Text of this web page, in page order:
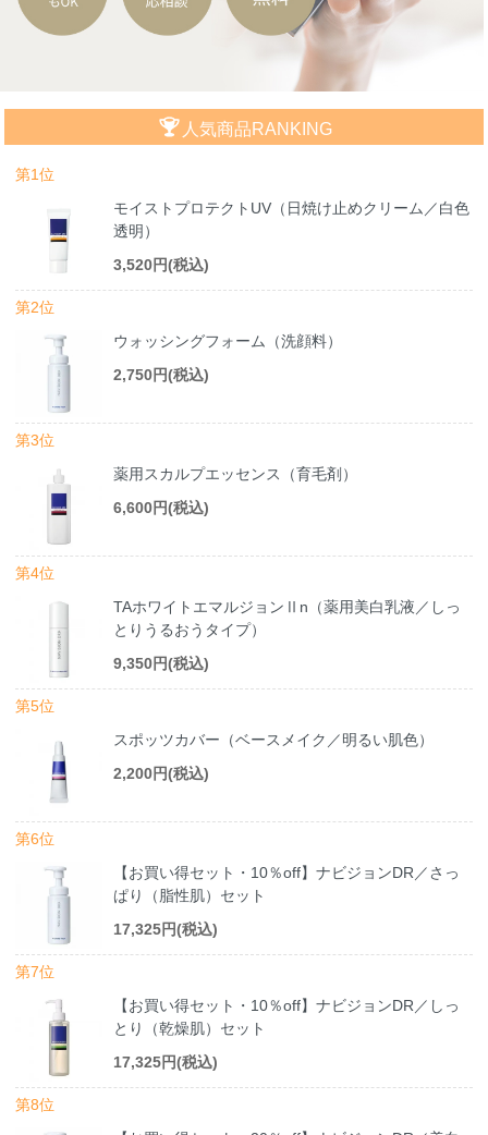
人気商品RANKING
第1位
モイストプロテクトUV（日焼け止めクリーム／白色
透明）
3,520円(税込)
第2位
ウォッシングフォーム（洗顔料）
2,750円(税込)
第3位
薬用スカルプエッセンス（育毛剤）
6,600円(税込)
第4位
TAホワイトエマルジョンⅡn（薬用美白乳液／しっ
とりうるおうタイプ）
9,350円(税込)
第5位
スポッツカバー（ベースメイク／明るい肌色）
2,200円(税込)
第6位
【お買い得セット・10％off】ナビジョンDR／さっ
ぱり（脂性肌）セット
17,325円(税込)
第7位
【お買い得セット・10％off】ナビジョンDR／しっ
とり（乾燥肌）セット
17,325円(税込)
第8位